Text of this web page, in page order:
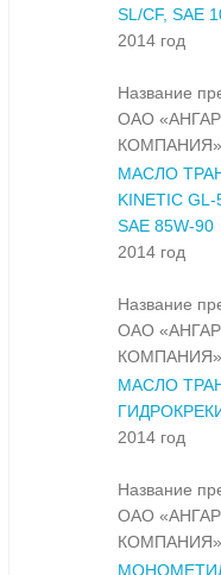
SL/CF, SAE
2014 год
Название
ОАО
КОМПАНИЯ»
МАСЛО
KINETIC
SAE 85W-90
2014 год
Название
ОАО
КОМПАНИЯ»
МАСЛО
2014 год
Название
ОАО
КОМПАНИЯ»